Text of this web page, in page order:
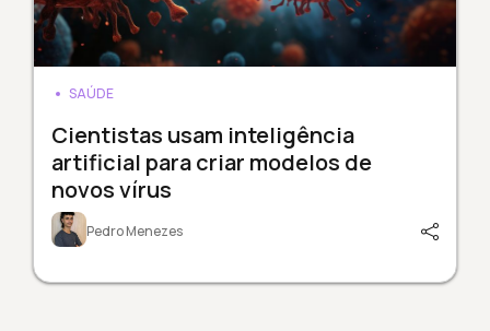
SAÚDE
Cientistas usam inteligência
artificial para criar modelos de
novos vírus
Pedro Menezes